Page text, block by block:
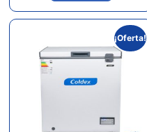
¡Oferta!